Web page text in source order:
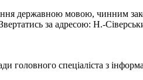
державною мовою, чинним
за адресою: Н.-
головного спеціаліста з